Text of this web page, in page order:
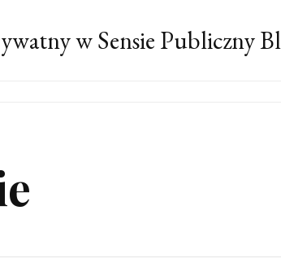
w Sensie Publiczny